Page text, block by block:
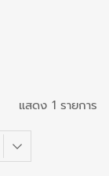
แสดง 1 รายการ